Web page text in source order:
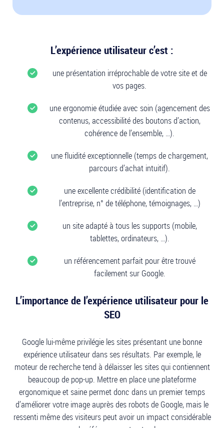
L’expérience utilisateur c’est :
une présentation irréprochable de votre site et de
vos pages.
une ergonomie étudiée avec soin (agencement des
contenus, accessibilité des boutons d’action,
cohérence de l’ensemble, …).
une fluidité exceptionnelle (temps de chargement,
parcours d’achat intuitif).
une excellente crédibilité (identification de
l’entreprise, n° de téléphone, témoignages, …)
un site adapté à tous les supports (mobile,
tablettes, ordinateurs, …).
un référencement parfait pour être trouvé
facilement sur Google.
L’importance de l’expérience utilisateur pour le
SEO
Google lui-même privilégie les sites présentant une bonne
expérience utilisateur dans ses résultats. Par exemple, le
moteur de recherche tend à délaisser les sites qui contiennent
beaucoup de pop-up. Mettre en place une plateforme
ergonomique et saine permet donc dans un premier temps
d’améliorer votre image auprès des robots de Google, mais le
ressenti même des visiteurs peut avoir un impact considérable